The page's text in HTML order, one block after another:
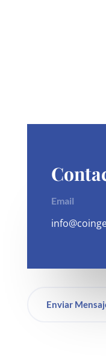
Email
Enviar